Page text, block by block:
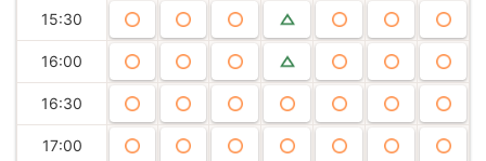
15:30
16:00
16:30
17:00